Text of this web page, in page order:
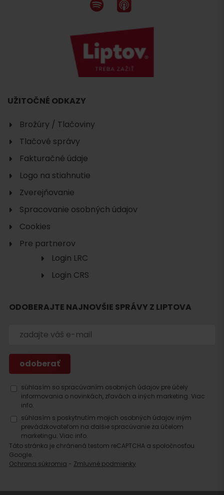
Hľadať
UŽITOČNÉ ODKAZY
Brožúry / Tlačoviny
Tlačové správy
Fakturačné údaje
Logo na stiahnutie
Zverejňovanie
Spracovanie osobných údajov
Cookies
Pre partnerov
Login LRC
Login CRS
ODOBERAJTE NAJNOVŠIE SPRÁVY Z LIPTOVA
súhlasím so spracúvaním osobných údajov pre účely
informovania o novinkách, zľavách a iných marketing. Viac
info.
súhlasím s poskytnutím mojich osobných údajov iným
prevádzkovateľom na ďalšie spracúvanie za účelom
marketingu. Viac info.
Táto stránka je chránená testom reCAPTCHA a spoločnosťou
Google.
Ochrana súkromia - Zmluvné podmienky